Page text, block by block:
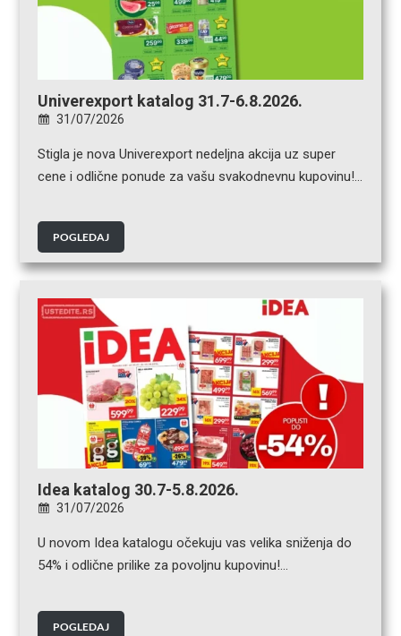
Univerexport katalog 31.7-6.8.2026.
31/07/2026
Stigla je nova Univerexport nedeljna akcija uz super
cene i odlične ponude za vašu svakodnevnu kupovinu!…
POGLEDAJ
Idea katalog 30.7-5.8.2026.
31/07/2026
U novom Idea katalogu očekuju vas velika sniženja do
54% i odlične prilike za povoljnu kupovinu!…
POGLEDAJ